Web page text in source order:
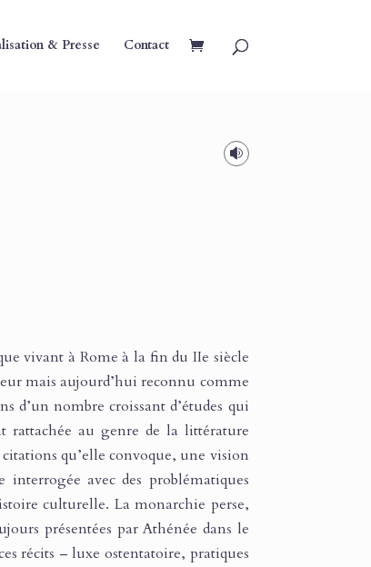
& Presse Contact

vivant à Rome à la fin du IIe siècle
mais aujourd’hui reconnu comme
d’un nombre croissant d’études qui
rattachée au genre de la littérature
qu’elle convoque, une vision
avec des problématiques
culturelle. La monarchie perse,
présentées par Athénée dans le
récits – luxe ostentatoire, pratiques